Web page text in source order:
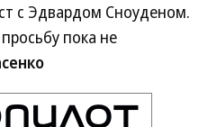
с Эдвардом Сноуденом.
пока не